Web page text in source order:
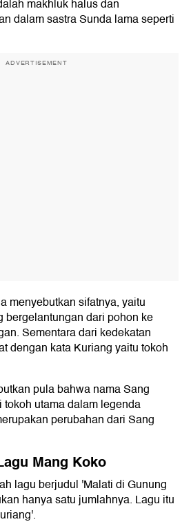
makhluk halus dan
dalam sastra Sunda lama seperti
ADVERTISEMENT
menyebutkan sifatnya, yaitu
bergelantungan dari pohon ke
Sementara dari kedekatan
dengan kata Kuriang yaitu tokoh
pula bahwa nama Sang
utama dalam legenda
perubahan dari Sang
Mang Koko
lagu berjudul 'Malati di Gunung
hanya satu jumlahnya. Lagu itu